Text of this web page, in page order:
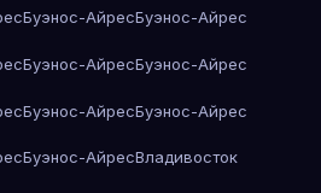
Буэнос-АйресБуэнос-Айрес
Буэнос-АйресБуэнос-Айрес
Буэнос-АйресБуэнос-Айрес
Буэнос-АйресВладивосток